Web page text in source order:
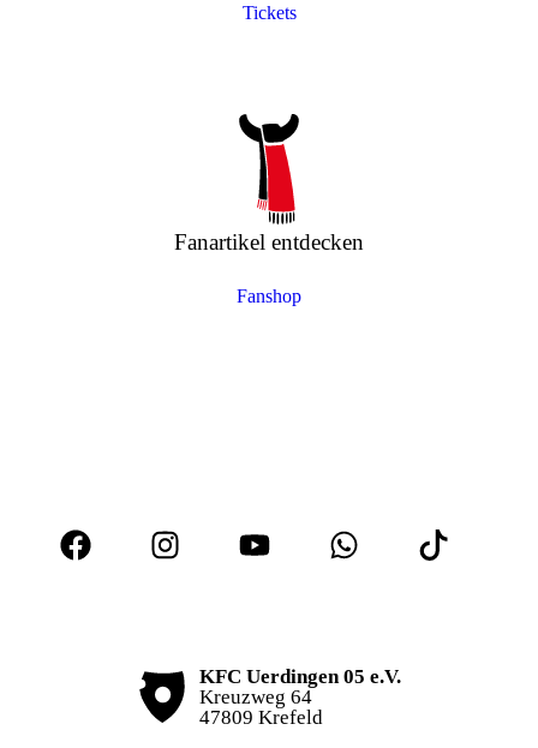
Tickets
Fanartikel entdecken
Fanshop
KFC Uerdingen 05 e.V.
Kreuzweg 64
47809 Krefeld